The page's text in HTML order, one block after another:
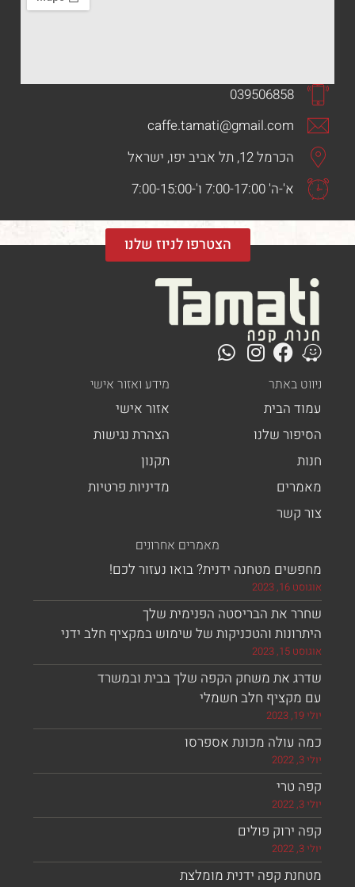
039506858
caffe.tamati@gmail.com
הכרמל 12, תל אביב יפו, ישראל
א'-ה' 7:00-17:00 ו'-7:00-15:00
הצטרפו לניוז שלנו
באתר
הבית
שלנו
מידע ואזור אישי
אזור אישי
הצהרת נגישות
מדיניות פרטיות
מאמרים אחרונים
מטחנה ידנית? בואו נעזור לכם!
את הבריסטה הפנימית שלך
והטכניקות של שימוש במקציף חלב ידני
את משחק הקפה שלך בבית ובמשרד
חלב חשמלי
עולה מכונת אספרסו
ירוק פולים
קפה ידנית מומלצת